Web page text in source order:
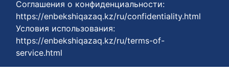
Соглашения о конфиденциальности:
https://enbekshiqazaq.kz/ru/confidentiality.html
Условия использования:
https://enbekshiqazaq.kz/ru/terms-of-
service.html